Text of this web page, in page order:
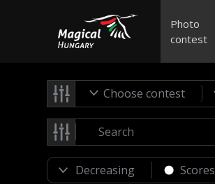
Photo
contest
Choose contest
Scores